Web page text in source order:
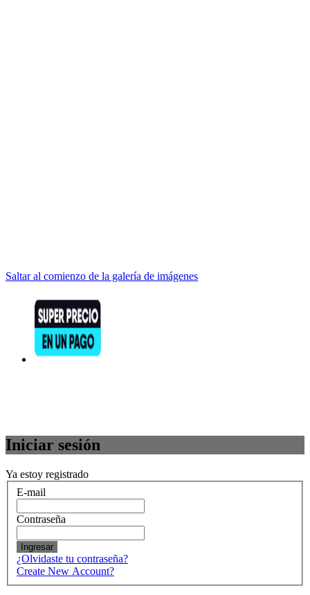
Saltar al comienzo de la galería de imágenes
Iniciar sesión
Ya estoy registrado
E-mail
Contraseña
Ingresar
¿Olvidaste tu contraseña?
Create New Account?